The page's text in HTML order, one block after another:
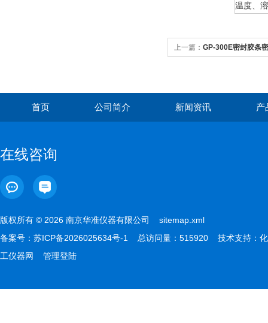
温度、
上一篇： GP-300E密封胶条
首页 公司简介 新闻资讯 产
在线咨询
版权所有 © 2026 南京华准仪器有限公司 sitemap.xml
备案号： 苏ICP备2026025634号-1 总访问量：515920 技术支持： 化
工仪器网
管理登陆